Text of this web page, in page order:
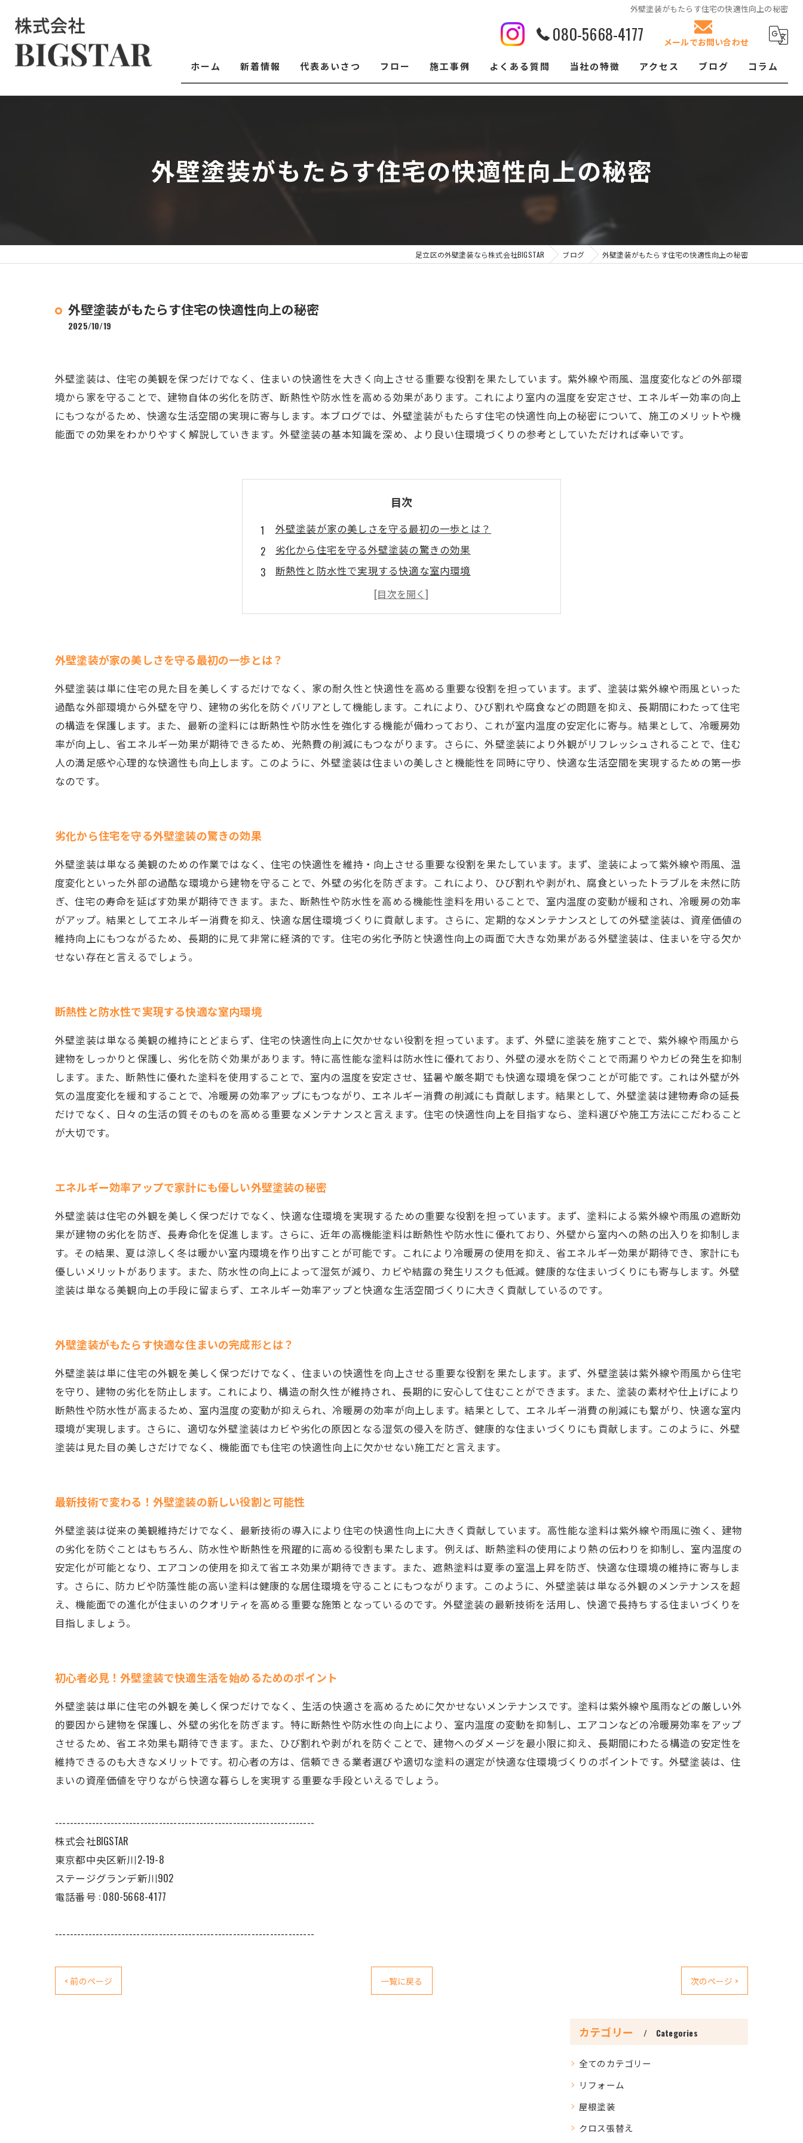
外壁塗装がもたらす住宅の快適性向上の秘密
080-5668-4177 メールでお問い合わせ
ホーム 新着情報 代表あいさつ フロー 施工事例 よくある質問 当社の特徴
クロス張替え
アクセス ブログ コラム
外壁塗装がもたらす住宅の快適性向上の秘密
足立区の外壁塗装なら株式会社BIGSTAR ブログ 外壁塗装がもたらす住宅の快適性向上の秘密
外壁塗装がもたらす住宅の快適性向上の秘密
2025/10/19
外壁塗装は、住宅の美観を保つだけでなく、住まいの快適性を大きく向上させる重要な役割を果たしています。紫外線や雨風、温度変化などの外部環
境から家を守ることで、建物自体の劣化を防ぎ、断熱性や防水性を高める効果があります。これにより室内の温度を安定させ、エネルギー効率の向上
にもつながるため、快適な生活空間の実現に寄与します。本ブログでは、外壁塗装がもたらす住宅の快適性向上の秘密について、施工のメリットや機
能面での効果をわかりやすく解説していきます。外壁塗装の基本知識を深め、より良い住環境づくりの参考としていただければ幸いです。
目次
外壁塗装が家の美しさを守る最初の一歩とは？
劣化から住宅を守る外壁塗装の驚きの効果
断熱性と防水性で実現する快適な室内環境
エネルギー効率アップで家計にも優しい外壁塗装の秘密
外壁塗装がもたらす快適な住まいの完成形とは？
初心者必見！外壁塗装で快適生活を始めるためのポイント
外壁塗装が家の美しさを守る最初の一歩とは？
外壁塗装は単に住宅の見た目を美しくするだけでなく、家の耐久性と快適性を高める重要な役割を担っています。まず、塗装は紫外線や雨風といった
過酷な外部環境から外壁を守り、建物の劣化を防ぐバリアとして機能します。これにより、ひび割れや腐食などの問題を抑え、長期間にわたって住宅
の構造を保護します。また、最新の塗料には断熱性や防水性を強化する機能が備わっており、これが室内温度の安定化に寄与。結果として、冷暖房効
率が向上し、省エネルギー効果が期待できるため、光熱費の削減にもつながります。さらに、外壁塗装により外観がリフレッシュされることで、住む
人の満足感や心理的な快適性も向上します。このように、外壁塗装は住まいの美しさと機能性を同時に守り、快適な生活空間を実現するための第一歩
なのです。
劣化から住宅を守る外壁塗装の驚きの効果
外壁塗装は単なる美観のための作業ではなく、住宅の快適性を維持・向上させる重要な役割を果たしています。まず、塗装によって紫外線や雨風、温
度変化といった外部の過酷な環境から建物を守ることで、外壁の劣化を防ぎます。これにより、ひび割れや剥がれ、腐食といったトラブルを未然に防
ぎ、住宅の寿命を延ばす効果が期待できます。また、断熱性や防水性を高める機能性塗料を用いることで、室内温度の変動が緩和され、冷暖房の効率
がアップ。結果としてエネルギー消費を抑え、快適な居住環境づくりに貢献します。さらに、定期的なメンテナンスとしての外壁塗装は、資産価値の
維持向上にもつながるため、長期的に見て非常に経済的です。住宅の劣化予防と快適性向上の両面で大きな効果がある外壁塗装は、住まいを守る欠か
せない存在と言えるでしょう。
断熱性と防水性で実現する快適な室内環境
外壁塗装は単なる美観の維持にとどまらず、住宅の快適性向上に欠かせない役割を担っています。まず、外壁に塗装を施すことで、紫外線や雨風から
建物をしっかりと保護し、劣化を防ぐ効果があります。特に高性能な塗料は防水性に優れており、外壁の浸水を防ぐことで雨漏りやカビの発生を抑制
します。また、断熱性に優れた塗料を使用することで、室内の温度を安定させ、猛暑や厳冬期でも快適な環境を保つことが可能です。これは外壁が外
気の温度変化を緩和することで、冷暖房の効率アップにもつながり、エネルギー消費の削減にも貢献します。結果として、外壁塗装は建物寿命の延長
だけでなく、日々の生活の質そのものを高める重要なメンテナンスと言えます。住宅の快適性向上を目指すなら、塗料選びや施工方法にこだわること
が大切です。
エネルギー効率アップで家計にも優しい外壁塗装の秘密
外壁塗装は住宅の外観を美しく保つだけでなく、快適な住環境を実現するための重要な役割を担っています。まず、塗料による紫外線や雨風の遮断効
果が建物の劣化を防ぎ、長寿命化を促進します。さらに、近年の高機能塗料は断熱性や防水性に優れており、外壁から室内への熱の出入りを抑制しま
す。その結果、夏は涼しく冬は暖かい室内環境を作り出すことが可能です。これにより冷暖房の使用を抑え、省エネルギー効果が期待でき、家計にも
優しいメリットがあります。また、防水性の向上によって湿気が減り、カビや結露の発生リスクも低減。健康的な住まいづくりにも寄与します。外壁
塗装は単なる美観向上の手段に留まらず、エネルギー効率アップと快適な生活空間づくりに大きく貢献しているのです。
外壁塗装がもたらす快適な住まいの完成形とは？
外壁塗装は単に住宅の外観を美しく保つだけでなく、住まいの快適性を向上させる重要な役割を果たします。まず、外壁塗装は紫外線や雨風から住宅
を守り、建物の劣化を防止します。これにより、構造の耐久性が維持され、長期的に安心して住むことができます。また、塗装の素材や仕上げにより
断熱性や防水性が高まるため、室内温度の変動が抑えられ、冷暖房の効率が向上します。結果として、エネルギー消費の削減にも繋がり、快適な室内
環境が実現します。さらに、適切な外壁塗装はカビや劣化の原因となる湿気の侵入を防ぎ、健康的な住まいづくりにも貢献します。このように、外壁
塗装は見た目の美しさだけでなく、機能面でも住宅の快適性向上に欠かせない施工だと言えます。
最新技術で変わる！外壁塗装の新しい役割と可能性
外壁塗装は従来の美観維持だけでなく、最新技術の導入により住宅の快適性向上に大きく貢献しています。高性能な塗料は紫外線や雨風に強く、建物
の劣化を防ぐことはもちろん、防水性や断熱性を飛躍的に高める役割も果たします。例えば、断熱塗料の使用により熱の伝わりを抑制し、室内温度の
安定化が可能となり、エアコンの使用を抑えて省エネ効果が期待できます。また、遮熱塗料は夏季の室温上昇を防ぎ、快適な住環境の維持に寄与しま
す。さらに、防カビや防藻性能の高い塗料は健康的な居住環境を守ることにもつながります。このように、外壁塗装は単なる外観のメンテナンスを超
え、機能面での進化が住まいのクオリティを高める重要な施策となっているのです。外壁塗装の最新技術を活用し、快適で長持ちする住まいづくりを
目指しましょう。
初心者必見！外壁塗装で快適生活を始めるためのポイント
外壁塗装は単に住宅の外観を美しく保つだけでなく、生活の快適さを高めるために欠かせないメンテナンスです。塗料は紫外線や風雨などの厳しい外
的要因から建物を保護し、外壁の劣化を防ぎます。特に断熱性や防水性の向上により、室内温度の変動を抑制し、エアコンなどの冷暖房効率をアップ
させるため、省エネ効果も期待できます。また、ひび割れや剥がれを防ぐことで、建物へのダメージを最小限に抑え、長期間にわたる構造の安定性を
維持できるのも大きなメリットです。初心者の方は、信頼できる業者選びや適切な塗料の選定が快適な住環境づくりのポイントです。外壁塗装は、住
まいの資産価値を守りながら快適な暮らしを実現する重要な手段といえるでしょう。
----------------------------------------------------------------------
株式会社BIGSTAR
東京都中央区新川2-19-8
ステージグランデ新川902
電話番号 : 080-5668-4177
----------------------------------------------------------------------
< 前のページ 一覧に戻る 次のページ >
カテゴリー Categories
全てのカテゴリー
リフォーム
屋根塗装
クロス張替え